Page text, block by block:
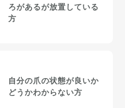
ろがあるが放置している
方
自分の爪の状態が 良いか
どうかわからない方